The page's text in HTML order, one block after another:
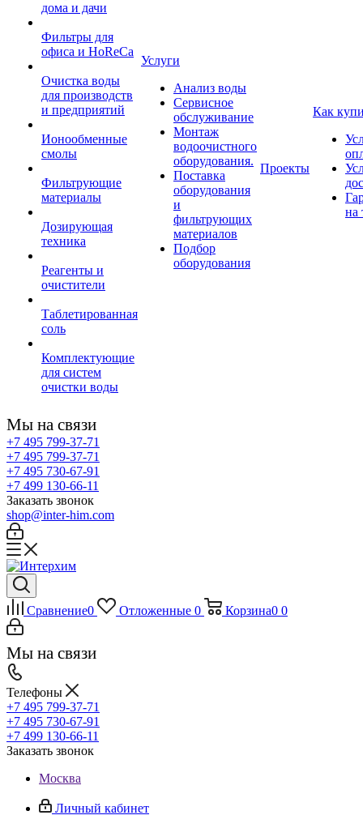
дома и дачи
Фильтры для
офиса и HoReCa
Очистка воды
для производств
и предприятий
Ионообменные
смолы
Фильтрующие
материалы
Дозирующая
техника
Реагенты и
очистители
Таблетированная
соль
Комплектующие
для систем
очистки воды
Услуги
Анализ воды
Сервисное
обслуживание
Монтаж
водоочистного
оборудования.
Поставка
оборудования
и
фильтрующих
материалов
Подбор
оборудования
Проекты
Как
на
Мы на связи
+7 495 799-37-71
+7 495 799-37-71
+7 495 730-67-91
+7 499 130-66-11
Заказать звонок
shop@inter-him.com
Сравнение0 Отложенные 0 Корзина0 0
Мы на связи
Телефоны
+7 495 799-37-71
+7 495 730-67-91
+7 499 130-66-11
Заказать звонок
Москва
Личный кабинет